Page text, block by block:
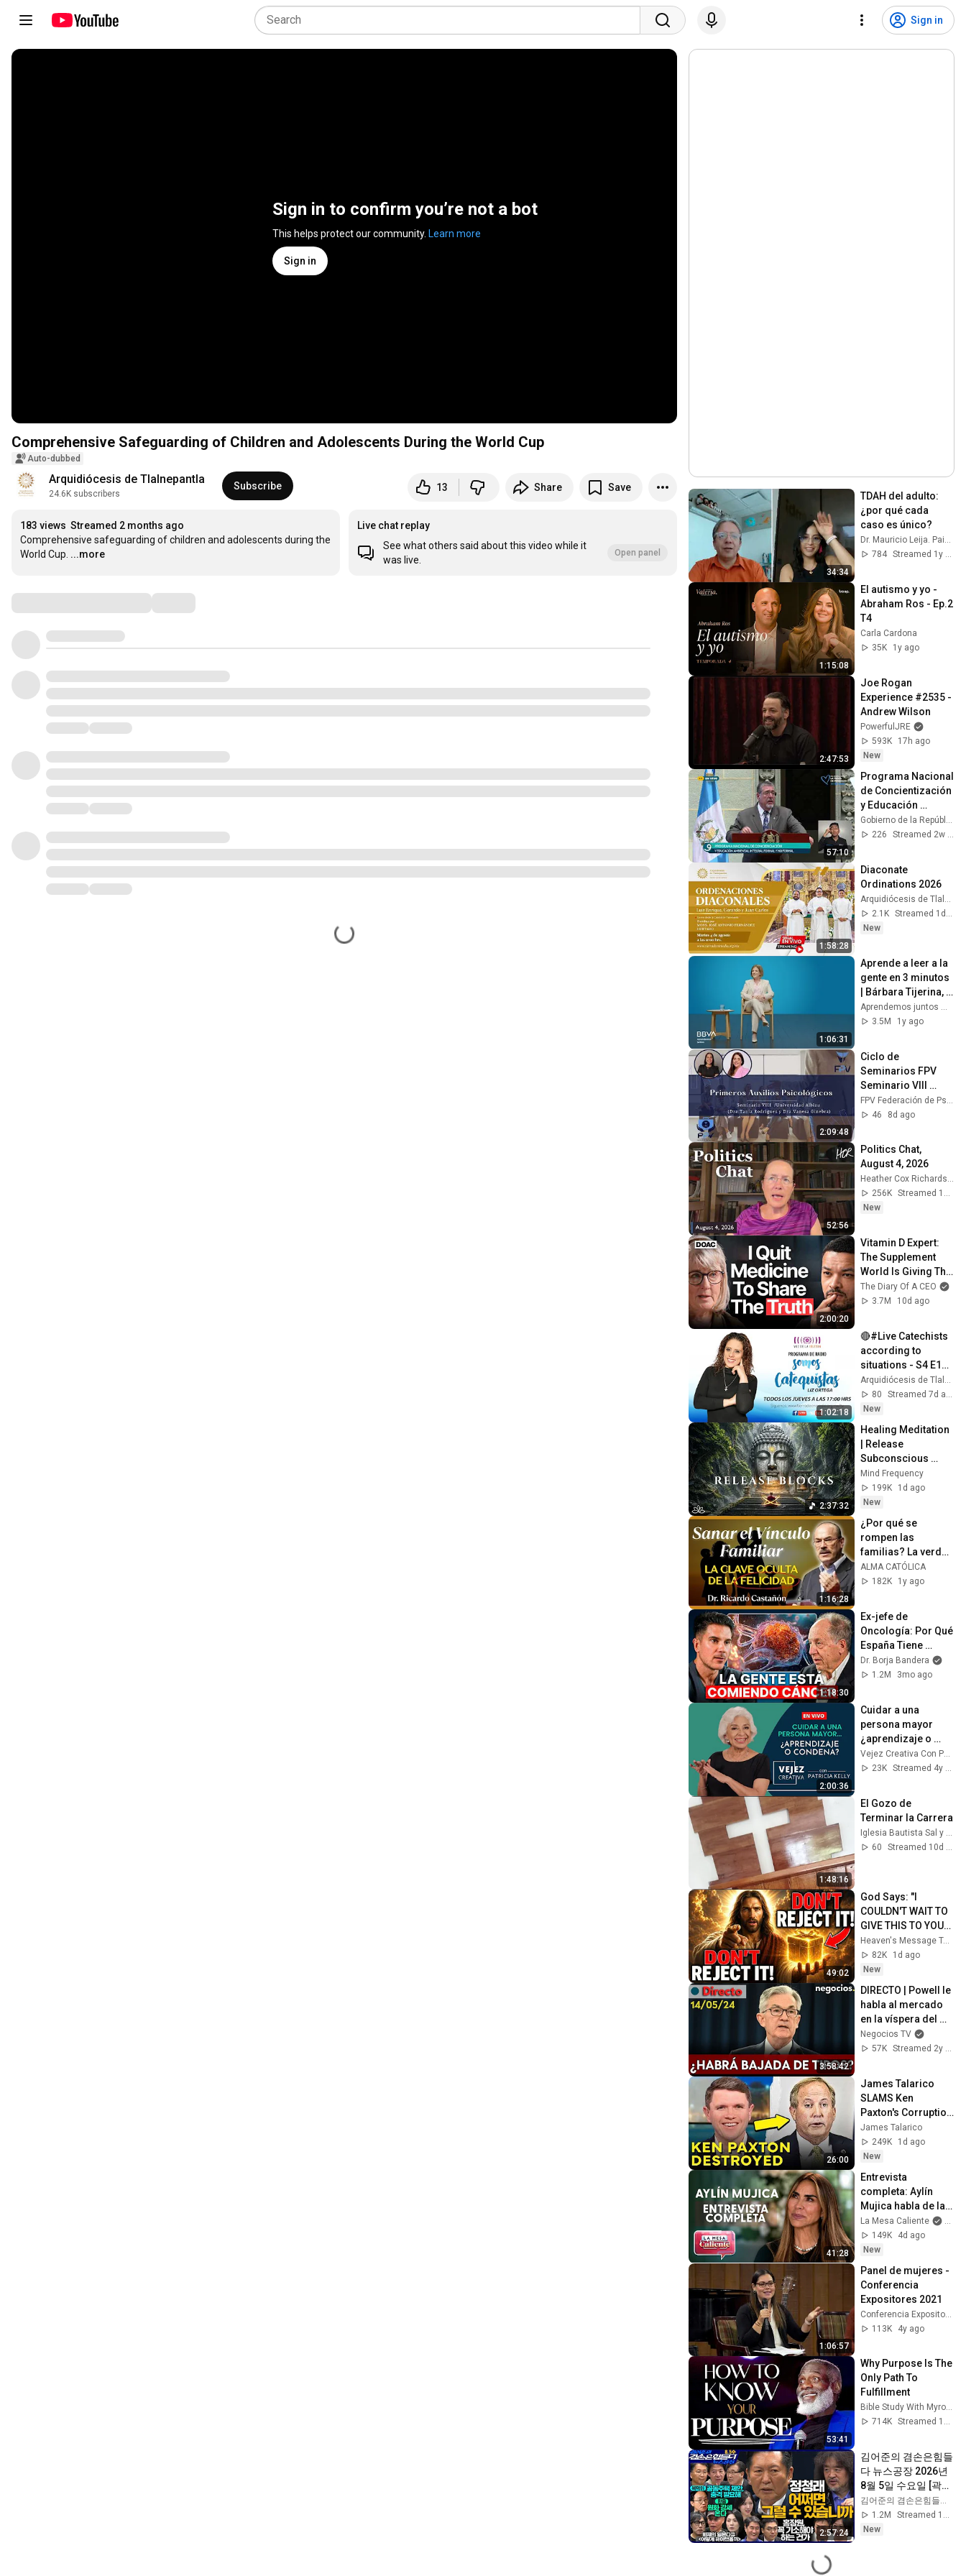
Sign in
Sign in to confirm you’re not a bot
This helps protect our community. Learn more
Sign in
Comprehensive Safeguarding of Children and Adolescents During the World Cup
Auto-dubbed
Arquidiócesis de Tlalnepantla
24.6K subscribers
Subscribe 13 Share Save
183 views Streamed 2 months ago
Comprehensive safeguarding of children and adolescents during the
World Cup. ...more
Live chat replay
See what others said about this video while it
was live.
Open panel
34:34
TDAH del adulto:
¿por qué cada
caso es único?
Dr. Mauricio Leija. Paidopsiquiatra
784
Streamed 1y ago
1:15:08
El autismo y yo -
Abraham Ros - Ep.2
T4
Carla Cardona
35K
1y ago
2:47:53
Joe Rogan
Experience #2535 -
Andrew Wilson
PowerfulJRE
593K
17h ago
New
57:10
Programa Nacional
de Concientización
y Educación
Ambiental Integral
formal y no formal.
226
1:58:28
Diaconate
Ordinations 2026
2.1K
New
1:06:31
Aprende a leer a la
gente en 3 minutos
| Bárbara Tijerina,
experta en
comunicación no
3.5M
1y ago
2:09:48
Ciclo de
Seminarios FPV
Seminario VIII
Primeros Auxilios
Psicológicos (PAP)
46
8d ago
52:56
Politics Chat,
August 4, 2026
Heather Cox Richardson
256K
Streamed 1d ago
New
2:00:20
Vitamin D Expert:
The Supplement
World Is Giving The
WRONG Advice!
The Diary Of A CEO
3.7M
10d ago
1:02:18
🔴#Live Catechists
according to
situations - S4 E12 -
We are catechistsArquidiócesis de Tlalnepantla
80
Streamed 7d ago
New
2:37:32
Healing Meditation
| Release
Subconscious
Blocks, Cleanse
Negative Energy &
Restore Inner
Peace
Mind Frequency
199K
1d ago
New
1:16:28
¿Por qué se
rompen las
familias? La verdad
que nadie dice – Dr.
Ricardo Castañón
ALMA CATÓLICA
182K
1y ago
1:18:30
Ex-jefe de
Oncología: Por Qué
España Tiene
Tantos Casos de
Cáncer (la
Dr. Borja Bandera
1.2M
3mo ago
2:00:36
Cuidar a una
persona mayor
¿aprendizaje o
condena? | Vejez
creativa con
Vejez Creativa Con Patricia Kelly
23K
Streamed 4y ago
1:48:16
El Gozo de
Terminar la Carrera
Iglesia Bautista Sal y Luz de Coatepec
60
Streamed 10d ago
49:02
God Says: "I
COULDN'T WAIT TO
GIVE THIS TO YOU" |
God Message
Today ~ Gods
Message Now
Heaven's Message Today and God’s Daily Blessings
82K
1d ago
New
3:58:42
DIRECTO | Powell le
habla al mercado
en la víspera del
IPC: ¿le preocupa la
inflación?
Negocios TV
57K
26:00
James Talarico
SLAMS Ken
Paxton's Corruption
LIVE ON AIR
James Talarico
249K
1d ago
New
41:28
Entrevista
completa: Aylín
Mujica habla de la
muerte de su hijo |
La Mesa Caliente
La Mesa Caliente
149K
4d ago
New
1:06:57
Panel de mujeres -
Conferencia
Expositores 2021
113K
4y ago
53:41
Why Purpose Is The
Only Path To
Fulfillment
Bible Study With Myron Golden
714K
Streamed 1y ago
2:57:24
김어준의 겸손은힘들
다 뉴스공장 2026년
8월 5일 수요일 [곽상
준, 정청래, 홍사훈X
주진우X오혁진X손병
호, 이광수X한문도X
김어준의 겸손은힘들다 뉴스공장
1.2M
Streamed 1d ago
New